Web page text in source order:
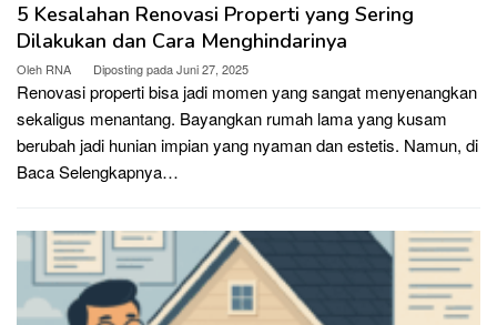
5 Kesalahan Renovasi Properti yang Sering
Dilakukan dan Cara Menghindarinya
Oleh RNA Diposting padaJuni 27, 2025
Renovasi properti bisa jadi momen yang sangat menyenangkan
sekaligus menantang. Bayangkan rumah lama yang kusam
berubah jadi hunian impian yang nyaman dan estetis. Namun, di
Baca Selengkapnya…